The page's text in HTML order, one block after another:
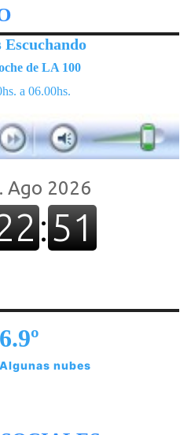
Escuchando
de LA 100
a 06.00hs.
6.9º
Algunas nubes